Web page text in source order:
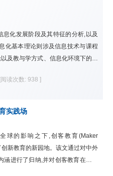
化发展阶段及其特征的分析,以及
化基本理论则涉及信息技术与课程
及教与学方式、信息化环境下的教
来,我国在教育信息化领域所从事的
述与评论;其结论对于我国教育信
实意义。
[阅读次数: 938 ]
实践场
球的影响之下,创客教育(Maker
新教育的新园地。该文通过对中外
进行了归纳,并对创客教育在我国
在新兴科技和互联网社区的发展大